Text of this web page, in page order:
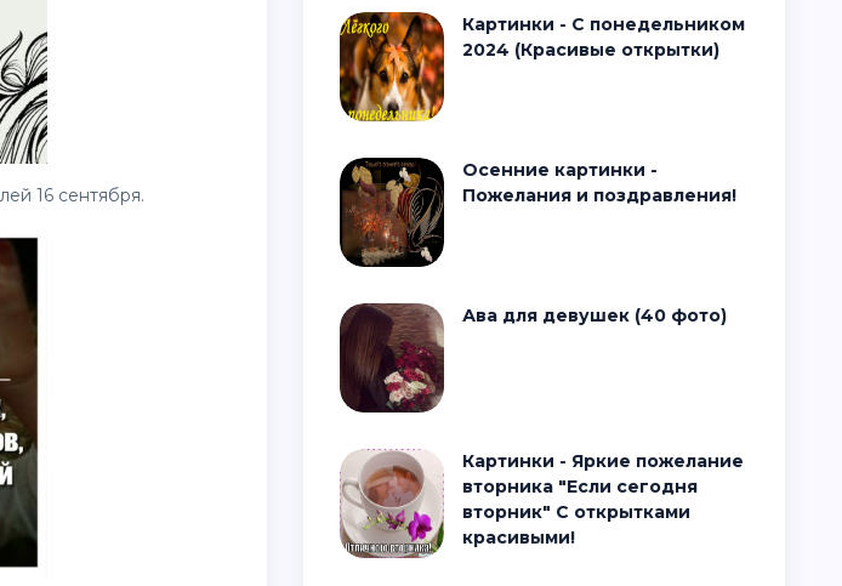
16 сентября.
Картинки - С понедельником
2024 (Красивые открытки)
Осенние картинки -
Пожелания и поздравления!
Ава для девушек (40 фото)
Картинки - Яркие пожелание
вторника "Если сегодня
вторник" С открытками
красивыми!